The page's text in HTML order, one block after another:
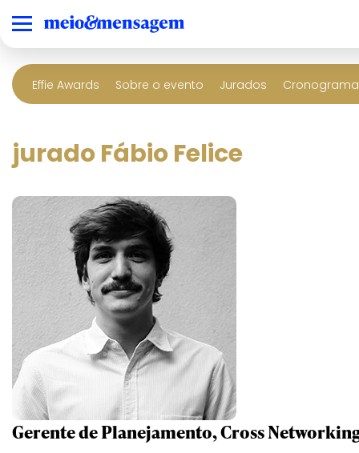
Effie Awards Sobre o evento Jurados
jurado Fábio Felice
Gerente de Planejamento, Cross